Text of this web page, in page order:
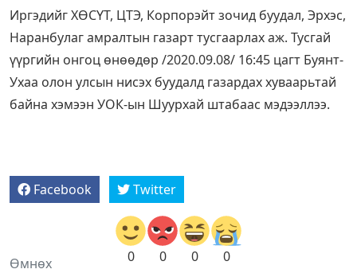
Иргэдийг ХӨСҮТ, ЦТЭ, Корпорэйт зочид буудал, Эрхэс,
Наранбулаг амралтын газарт тусгаарлах аж. Тусгай
үүргийн онгоц өнөөдөр /2020.09.08/ 16:45 цагт Буянт-
Ухаа олон улсын нисэх буудалд газардах хуваарьтай
байна хэмээн УОК-ын Шуурхай штабаас мэдээллээ.
Facebook Twitter
0 0 0 0
Өмнөх